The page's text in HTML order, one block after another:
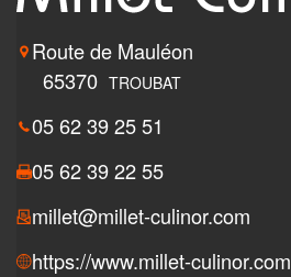
Route de Mauléon
65370 TROUBAT
05 62 39 25 51
05 62 39 22 55
millet@millet-culinor.com
https://www.millet-culinor.com